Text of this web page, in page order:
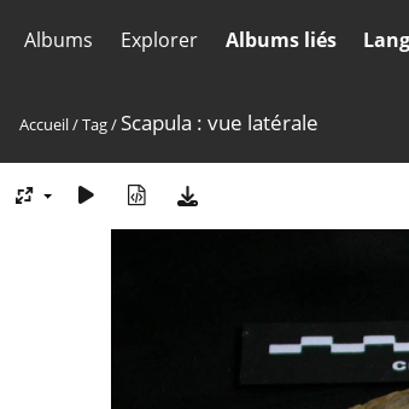
Albums Explorer Albums liés
Accueil/Tag/ Scapula : vue latérale